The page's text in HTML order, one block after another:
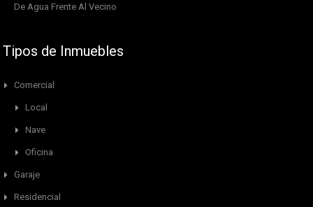
De Agua Frente Al Vecino
Tipos de Inmuebles
Comercial
Local
Nave
Oficina
Garaje
Residencial